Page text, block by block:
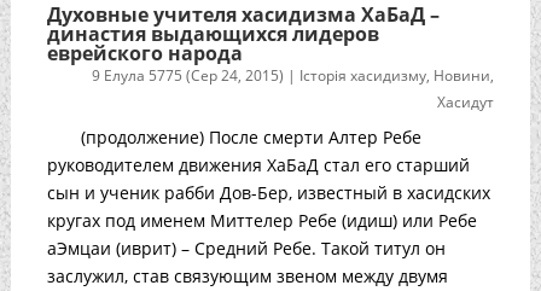
Духовные учителя хасидизма ХаБаД –
династия выдающихся лидеров
еврейского народа
9 Елула 5775 (Сер 24, 2015) | Історія хасидизму, Новини,
Хасидут
(продолжение) После смерти Алтер Ребе
руководителем движения ХаБаД стал его старший
сын и ученик рабби Дов-Бер, известный в хасидских
кругах под именем Миттелер Ребе (идиш) или Ребе
аЭмцаи (иврит) – Средний Ребе. Такой титул он
заслужил, став связующим звеном между двумя